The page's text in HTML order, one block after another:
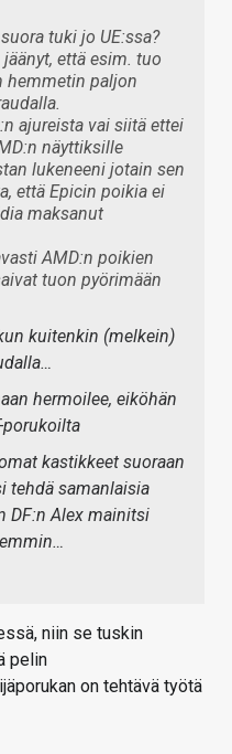
tuki jo UE:ssa?
että esim. tuo
hemmetin paljon
ajureista vai siitä ettei
näyttiksille
lukeneeni jotain sen
että Epicin poikia ei
maksanut
AMD:n poikien
tuon pyörimään
kuitenkin (melkein)
hermoilee, eiköhän
porukoilta
kastikkeet suoraan
tehdä samanlaisia
DF:n Alex mainitsi
niin se tuskin
pelin
on tehtävä työtä